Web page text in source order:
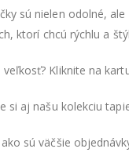
sú nielen odolné,
ktorí chcú rýchlu a
Kliknite na
si aj našu kolekciu
sú väčšie